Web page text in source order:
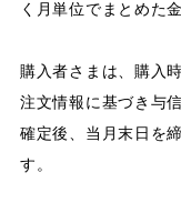
く月単位でまとめた
購入者さまは、購入
注文情報に基づき与
確定後、当月末日を
す。